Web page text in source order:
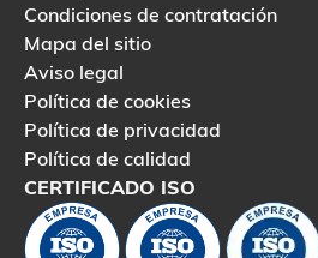
Condiciones de contratación
Mapa del sitio
Aviso legal
Política de cookies
Política de privacidad
Política de calidad
CERTIFICADO ISO